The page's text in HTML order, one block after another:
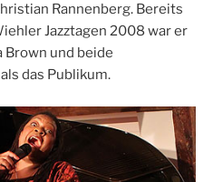
Rannenberg. Bereits
Jazztagen 2008 war er
und beide
das Publikum.